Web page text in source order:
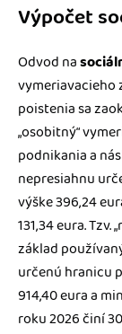
Výpočet
Odvod na
vymeriavacieho
poistenia sa
„osobitný“
podnikania a
nepresiahnu
výške 396,24
131,34 eura.
základ
určenú hranicu
914,40 eura a
roku 2026 činí